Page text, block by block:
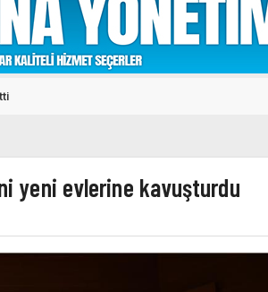
yeni evlerine kavuşturdu